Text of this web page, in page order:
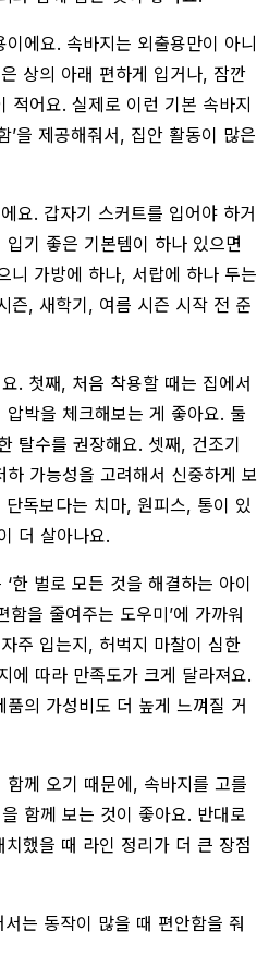
에요. 속바지는 외출용만이 아니
상의 아래 편하게 입거나, 잠깐
적어요. 실제로 이런 기본 속바지
’을 제공해줘서, 집안 활동이 많은
요. 갑자기 스커트를 입어야 하거
기 좋은 기본템이 하나 있으면
니 가방에 하나, 서랍에 하나 두는
즌, 새학기, 여름 시즌 시작 전 준
. 첫째, 처음 착용할 때는 집에서
박을 체크해보는 게 좋아요. 둘
탈수를 권장해요. 셋째, 건조기
가능성을 고려해서 신중하게 보
독보다는 치마, 원피스, 통이 있
더 살아나요.
한 벌로 모든 것을 해결하는 아이
함을 줄여주는 도우미’에 가까워
주 입는지, 허벅지 마찰이 심한
에 따라 만족도가 크게 달라져요.
의 가성비도 더 높게 느껴질 거
께 오기 때문에, 속바지를 고를
함께 보는 것이 좋아요. 반대로
치했을 때 라인 정리가 더 큰 장점
는 동작이 많을 때 편안함을 줘